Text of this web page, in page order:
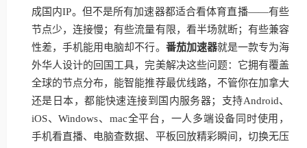
成国内IP。但不是所有加速器都适合看体育直播——有些
节点少，连接慢；有些流量有限，看半场就断；有些兼容
性差，手机能用电脑却不行。 番茄加速器就是一款专为海
外华人设计的回国工具，完美解决这些问题：它拥有覆盖
全球的节点分布，能智能推荐最优线路，不管你在加拿大
还是日本，都能快速连接到国内服务器；支持Android、
iOS、Windows、mac全平台，一人多端设备同时使用，
手机看直播、电脑查数据、平板回放精彩瞬间，切换无压